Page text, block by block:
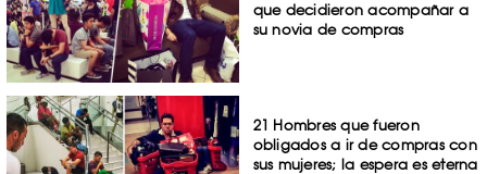
que decidieron acompañar a
su novia de compras
21 Hombres que fueron
obligados a ir de compras con
sus mujeres; la espera es eterna